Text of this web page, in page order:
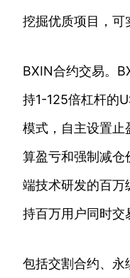
挖掘优质项目，可
BXIN合约交易。
持1-125倍杠杆的
模式，自主设置止
算盈亏和强制减仓
端技术研发的百万
持百万用户同时交
包括交割合约、永